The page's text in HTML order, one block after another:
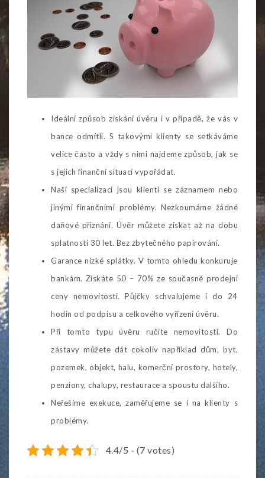
Ideální způsob získání úvěru i v případě, že vás v
bance odmítli. S takovými klienty se setkáváme
velice často a vždy s nimi najdeme způsob, jak se
s jejich finanční situací vypořádat.
Naší specializací jsou klienti se záznamem nebo
jinými finančními problémy. Nezkoumáme žádné
daňové přiznání. Úvěr můžete získat až na dobu
splatnosti 30 let. Bez zbytečného papírování.
Garance nízké splátky. V tomto ohledu konkuruje
bankám. Získáte 50 – 70% ze současné prodejní
ceny nemovitosti. Půjčky schvalujeme i do 24
hodin od podpisu a celkového vyřízení úvěru.
Při tomto typu úvěru ručíte nemovitostí. Do
zástavy můžete dát cokoliv například dům, byt,
pozemek, objekt, halu, komerční prostory, hotely,
penziony, chalupy, restaurace a spoustu dalšího.
Neřešíme exekuce, zaměřujeme se i na klienty s
problémy.
4.4/5 - (7 votes)